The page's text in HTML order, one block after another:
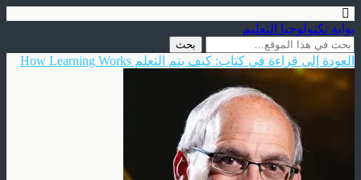
بوابة تكنولوجيا التعليم
العودة إلى قراءة في كتاب: كيف يتم التعلم How Learning Works